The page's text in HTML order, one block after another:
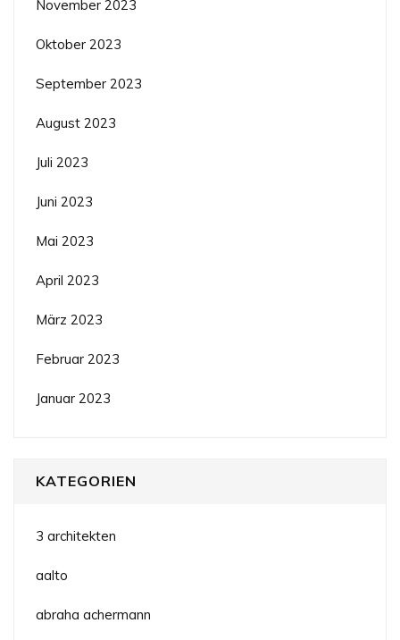
November 2023
Oktober 2023
September 2023
August 2023
Juli 2023
Juni 2023
Mai 2023
April 2023
März 2023
Februar 2023
Januar 2023
KATEGORIEN
3 architekten
aalto
abraha achermann